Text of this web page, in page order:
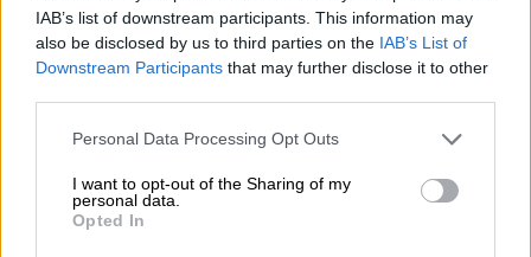
IAB’s list of downstream participants. This information may
also be disclosed by us to third parties on the IAB’s List of
Downstream Participants that may further disclose it to other
Please note that this website/app uses one or more Google
not limited to your visit or usage behaviour. You may click to
grant or deny consent to Google and its third-party tags to
use your data for below specified purposes in below Google
Personal Data Processing Opt Outs
I want to opt-out of the Sharing of my
personal data.
Opted In
Βορείου Αιγαίου, Νοτίου Αιγαίου, Ιονίων
Νήσων, Κρήτης, στην Περιφερειακή
Ενότητα Σποράδων της Περιφέρειας
Θεσσαλίας, στην Περιφερειακή Ενότητα
Μακεδονίας και Θράκης, στη νήσο Σκύρο
της Περιφερειακής Ενότητας Εύβοιας